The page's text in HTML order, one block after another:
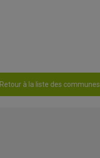
Retour à la liste des communes